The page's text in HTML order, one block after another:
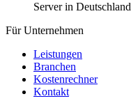
Server in Deutschland
Für Unternehmen
Leistungen
Branchen
Kostenrechner
Kontakt